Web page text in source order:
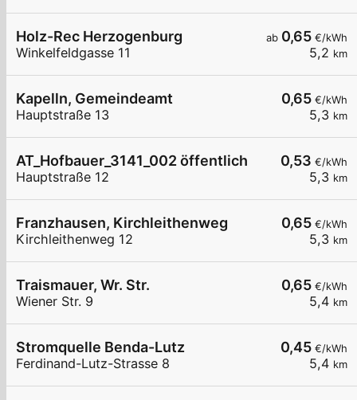
ab 0,65 €/kWh
5,2 km
Holz-Rec Herzogenburg
Winkelfeldgasse 11
0,65 €/kWh
5,3 km
Kapelln, Gemeindeamt
Hauptstraße 13
0,53 €/kWh
5,3 km
AT_Hofbauer_3141_002 öffentlich
Hauptstraße 12
0,65 €/kWh
5,3 km
Franzhausen, Kirchleithenweg
Kirchleithenweg 12
0,65 €/kWh
5,4 km
Traismauer, Wr. Str.
Wiener Str. 9
0,45 €/kWh
5,4 km
Stromquelle Benda-Lutz
Ferdinand-Lutz-Strasse 8